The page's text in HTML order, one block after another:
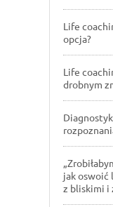
Life
opcja?
Life
drobnym
jak oswoić
z bliskimi i